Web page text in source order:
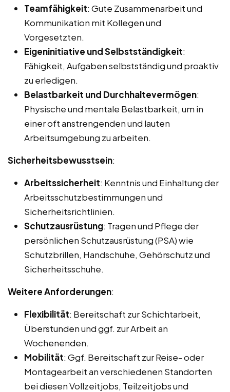
Teamfähigkeit: Gute Zusammenarbeit und
Kommunikation mit Kollegen und
Vorgesetzten.
Eigeninitiative und Selbstständigkeit:
Fähigkeit, Aufgaben selbstständig und proaktiv
zu erledigen.
Belastbarkeit und Durchhaltevermögen:
Physische und mentale Belastbarkeit, um in
einer oft anstrengenden und lauten
Arbeitsumgebung zu arbeiten.
Sicherheitsbewusstsein:
Arbeitssicherheit: Kenntnis und Einhaltung der
Arbeitsschutzbestimmungen und
Sicherheitsrichtlinien.
Schutzausrüstung: Tragen und Pflege der
persönlichen Schutzausrüstung (PSA) wie
Schutzbrillen, Handschuhe, Gehörschutz und
Sicherheitsschuhe.
Weitere Anforderungen:
Flexibilität: Bereitschaft zur Schichtarbeit,
Überstunden und ggf. zur Arbeit an
Wochenenden.
Mobilität: Ggf. Bereitschaft zur Reise- oder
Montagearbeit an verschiedenen Standorten
bei diesen Vollzeitjobs, Teilzeitjobs und